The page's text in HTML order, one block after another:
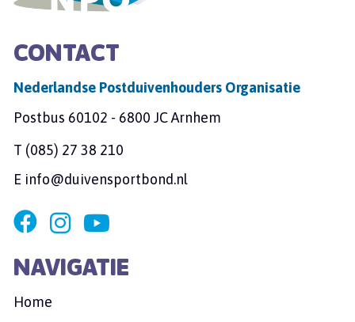
CONTACT
Nederlandse Postduivenhouders Organisatie
Postbus 60102 - 6800 JC Arnhem
T (085) 27 38 210
E info@duivensportbond.nl
NAVIGATIE
Home